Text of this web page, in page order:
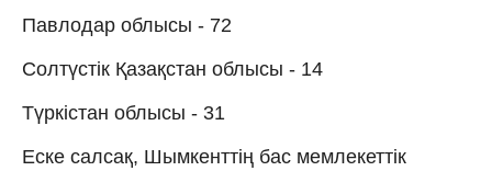
Павлодар облысы - 72
Солтүстік Қазақстан облысы - 14
Түркістан облысы - 31
Еске салсақ, Шымкенттің бас мемлекеттік